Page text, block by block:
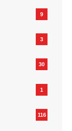
9
3
30
1
116